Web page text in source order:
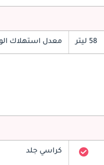
58 ليتر معدل استهلاك
كراسي جلد